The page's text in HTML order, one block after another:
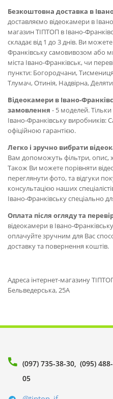
Безкоштовна доставка в
доставляємо відеокамери в
магазин ТІПТОП в Івано-
складає від 1 до 3 днів. Ви
Франківську самовивозом або
міста Івано-Франківськ, чи
пункти: Богородчани,
Тлумач, Отинія, Надвірна,
Відеокамери в Івано-
замовлення - 5 моделей. Тільки
Івано-Франківську виробників:
офіційною гарантією.
Легко і зручно вибрати
Вам допоможуть фільтри, опис,
Також Ви можете порівняти
переглянути фото, та відгуки
консультацією наших
Івано-Франківську спеціально
Оплата після огляду та
відеокамери в Івано-
оплачуйте зручним для Вас
доставку та повернення коштів.
Адреса інтернет-магазину
Бельведерська, 25А
(097) 735-38-30 (095)
05